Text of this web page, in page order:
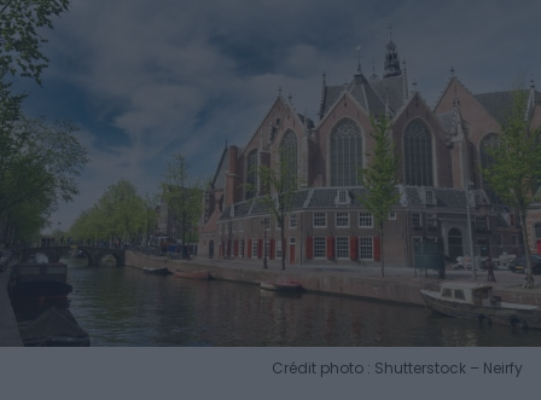
Crédit photo : Shutterstock – Neirfy